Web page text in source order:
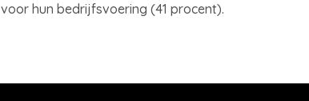
voor hun bedrijfsvoering (41 procent).